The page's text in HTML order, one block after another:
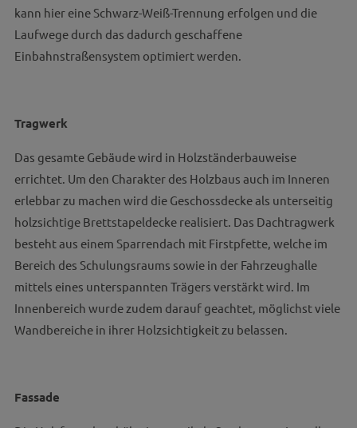
kann hier eine Schwarz-Weiß-Trennung erfolgen und die
Laufwege durch das dadurch geschaffene
Einbahnstraßensystem optimiert werden.
Tragwerk
Das gesamte Gebäude wird in Holzständerbauweise
errichtet. Um den Charakter des Holzbaus auch im Inneren
erlebbar zu machen wird die Geschossdecke als unterseitig
holzsichtige Brettstapeldecke realisiert. Das Dachtragwerk
besteht aus einem Sparrendach mit Firstpfette, welche im
Bereich des Schulungsraums sowie in der Fahrzeughalle
mittels eines unterspannten Trägers verstärkt wird. Im
Innenbereich wurde zudem darauf geachtet, möglichst viele
Wandbereiche in ihrer Holzsichtigkeit zu belassen.
Fassade